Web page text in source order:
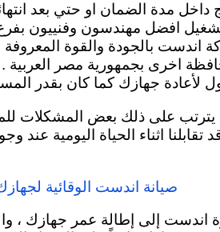
داخل مدة الضمان او حتي بعد
بتشغيل افضل مهندسون وفنييون
بالجودة والقوة المعروفة
اخرى بجمهورية مصر
لأعادة جهازك كما كان بقدر
على ذلك بعض المشكلات
تقابلنا اثناء الحياة اليومية
صيانة اندست الوقائية
اندست إلى إطالة عمر جهازك ،